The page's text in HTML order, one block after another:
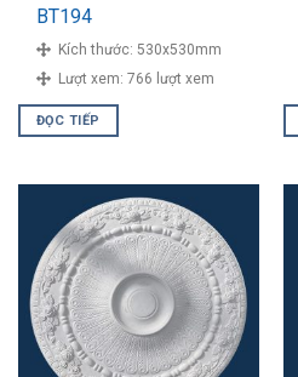
BT194
Kích thước: 530x530mm
Lượt xem: 766 lượt xem
ĐỌC TIẾP